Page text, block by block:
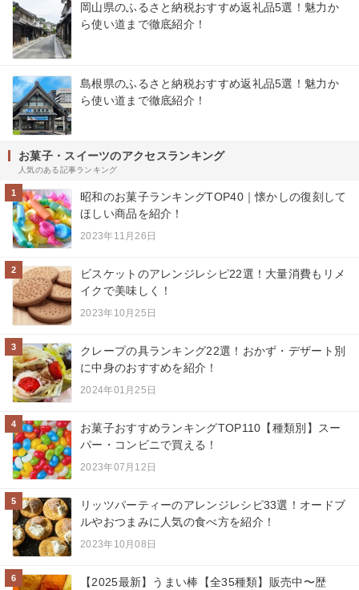
岡山県のふるさと納税おすすめ返礼品5選！魅力か
ら使い道まで徹底紹介！
島根県のふるさと納税おすすめ返礼品5選！魅力か
ら使い道まで徹底紹介！
お菓子・スイーツのアクセスランキング
人気のある記事ランキング
1
昭和のお菓子ランキングTOP40｜懐かしの復刻して
ほしい商品を紹介！
2023年11月26日
2
ビスケットのアレンジレシピ22選！大量消費もリメ
イクで美味しく！
2023年10月25日
3
クレープの具ランキング22選！おかず・デザート別
に中身のおすすめを紹介！
2024年01月25日
4
お菓子おすすめランキングTOP110【種類別】スー
パー・コンビニで買える！
2023年07月12日
5
リッツパーティーのアレンジレシピ33選！オードブ
ルやおつまみに人気の食べ方を紹介！
2023年10月08日
6
【2025最新】うまい棒【全35種類】販売中〜歴